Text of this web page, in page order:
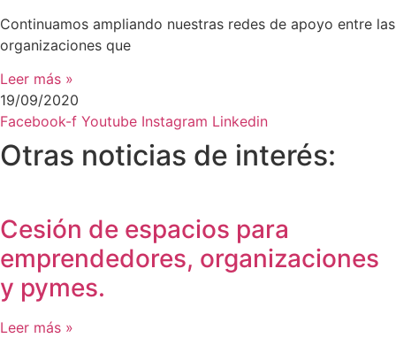
Continuamos ampliando nuestras redes de apoyo entre las
organizaciones que
Leer más »
19/09/2020
Facebook-f Youtube Instagram Linkedin
Otras noticias de interés:
Cesión de espacios para
emprendedores, organizaciones
y pymes.
Leer más »